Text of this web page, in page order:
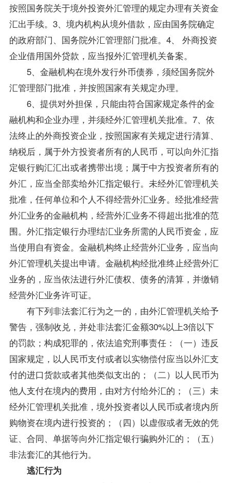
按照国务院关于境外投资外汇管理的规定办理有关资金
汇出手续。3、境内机构从境外借款，应由国务院确定
的政府部门、国务院外汇管理部门批准。4、 外商投资
企业借用国外贷款，应当报外汇管理机关备案。
5、金融机构在境外发行外币债券，须经国务院外
汇管理部门批准，并按照国家有关规定办理。
6、提供对外担保，只能由符合国家规定条件的金
融机构和企业办理，并须经外汇管理机关批准。7、依
法终止的外商投资企业，按照国家有关规定进行清算、
纳税后，属于外方投资者所有的人民币，可以向外汇指
定银行购汇汇出或者携带出境；属于中方投资者所有的
外汇，应当全部卖给外汇指定银行。未经外汇管理机关
批准，任何单位和个人不得经营外汇业务。经批准经营
外汇业务的金融机构，经营外汇业务不得超出批准的范
围。外汇指定银行办理结汇业务所需的人民币资金，应
当使用自有资金。金融机构终止经营外汇业务，应当向
外汇管理机关提出申请。金融机构经批准终止经营外汇
业务的，应当依法进行外汇债权、债务的清算，并缴销
经营外汇业务许可证。
有下列非法套汇行为之一的，由外汇管理机关给予
警告，强制收兑，并处非法套汇金额30%以上3倍以下
的罚款；构成犯罪的，依法追究刑事责任：（一）违反
国家规定，以人民币支付或者以实物偿付应当以外汇支
付的进口货款或者其他类似支出的；（二）以人民币为
他人支付在境内的费用，由对方付给外汇的；（三）未
经外汇管理机关批准，境外投资者以人民币或者境内所
购物资在境内进行投资的；（四）以虚假或者无效的凭
证、合同、单据等向外汇指定银行骗购外汇的；（五）
非法套汇的其他行为。
逃汇行为